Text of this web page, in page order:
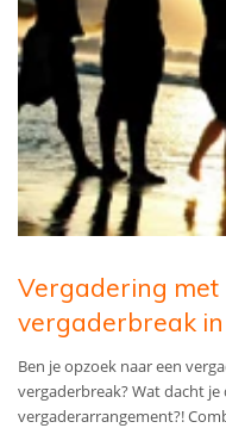
Vergadering met
vergaderbreak
Ben je opzoek naar een
vergaderbreak? Wat dacht
vergaderarrangement?!